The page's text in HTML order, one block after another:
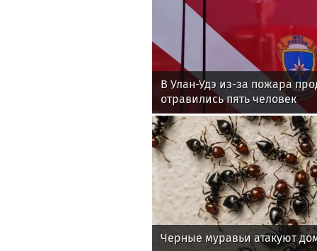
В Улан-Удэ из-за пожара
отравились пять человек
Черные муравьи атакуют